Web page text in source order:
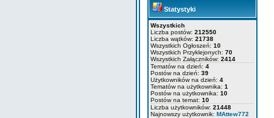
Statystyki
Wszystkich
Liczba postów: 212550
Liczba wątków: 21738
Wszystkich Ogłoszeń: 10
Wszystkich Przyklejonych: 70
Wszystkich Załączników: 2414
Tematów na dzień: 4
Postów na dzień: 39
Użytkowników na dzień: 4
Tematów na użytkownika: 1
Postów na użytkownika: 10
Postów na temat: 10
Liczba użytkowników: 21448
Najnowszy użytkownik: MAttew772